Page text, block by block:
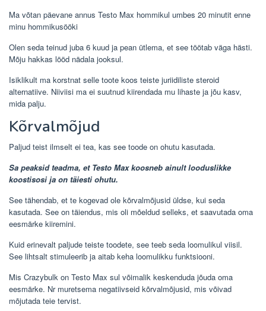
Ma võtan päevane annus Testo Max hommikul umbes 20 minutit enne
minu hommikusööki
Olen seda teinud juba 6 kuud ja pean ütlema, et see töötab väga hästi.
Mõju hakkas lööd nädala jooksul.
Isiklikult ma korstnat selle toote koos teiste juriidiliste steroid
alternatiive. Niiviisi ma ei suutnud kiirendada mu lihaste ja jõu kasv,
mida palju.
Kõrvalmõjud
Paljud teist ilmselt ei tea, kas see toode on ohutu kasutada.
Sa peaksid teadma, et Testo Max koosneb ainult looduslikke
koostisosi ja on täiesti ohutu.
See tähendab, et te kogevad ole kõrvalmõjusid üldse, kui seda
kasutada. See on täiendus, mis oli mõeldud selleks, et saavutada oma
eesmärke kiiremini.
Kuid erinevalt paljude teiste toodete, see teeb seda loomulikul viisil.
See lihtsalt stimuleerib ja aitab keha loomulikku funktsiooni.
Mis Crazybulk on Testo Max sul võimalik keskenduda jõuda oma
eesmärke. Nr muretsema negatiivseid kõrvalmõjusid, mis võivad
mõjutada teie tervist.